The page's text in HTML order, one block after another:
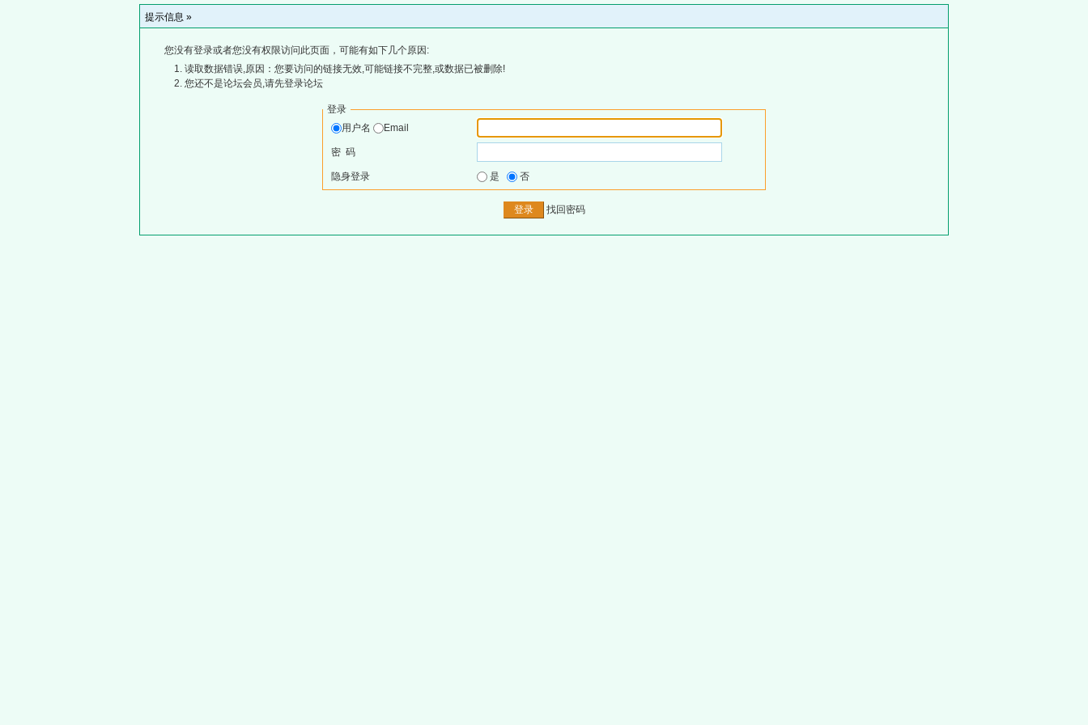
提示信息 »
您没有登录或者您没有权限访问此页面，可能有如下几个原因:
读取数据错误,原因：您要访问的链接无效,可能链接不完整,或数据已被删除!
您还不是论坛会员,请先登录论坛
登录
用户名
Email
密 码
隐身登录 是 否
找回密码